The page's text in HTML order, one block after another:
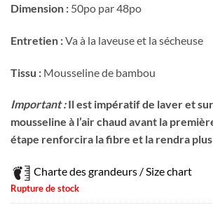
Dimension : 50po par 48po
Entretien :Va à la laveuse et la sécheuse
Tissu : Mousseline de bambou
Important :Il est impératif de laver et
mousseline à l’air chaud avant la
étape renforcira la fibre et la rendra
Charte des grandeurs / Size chart
Rupture de stock